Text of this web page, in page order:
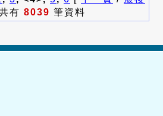
有 8039 筆資料